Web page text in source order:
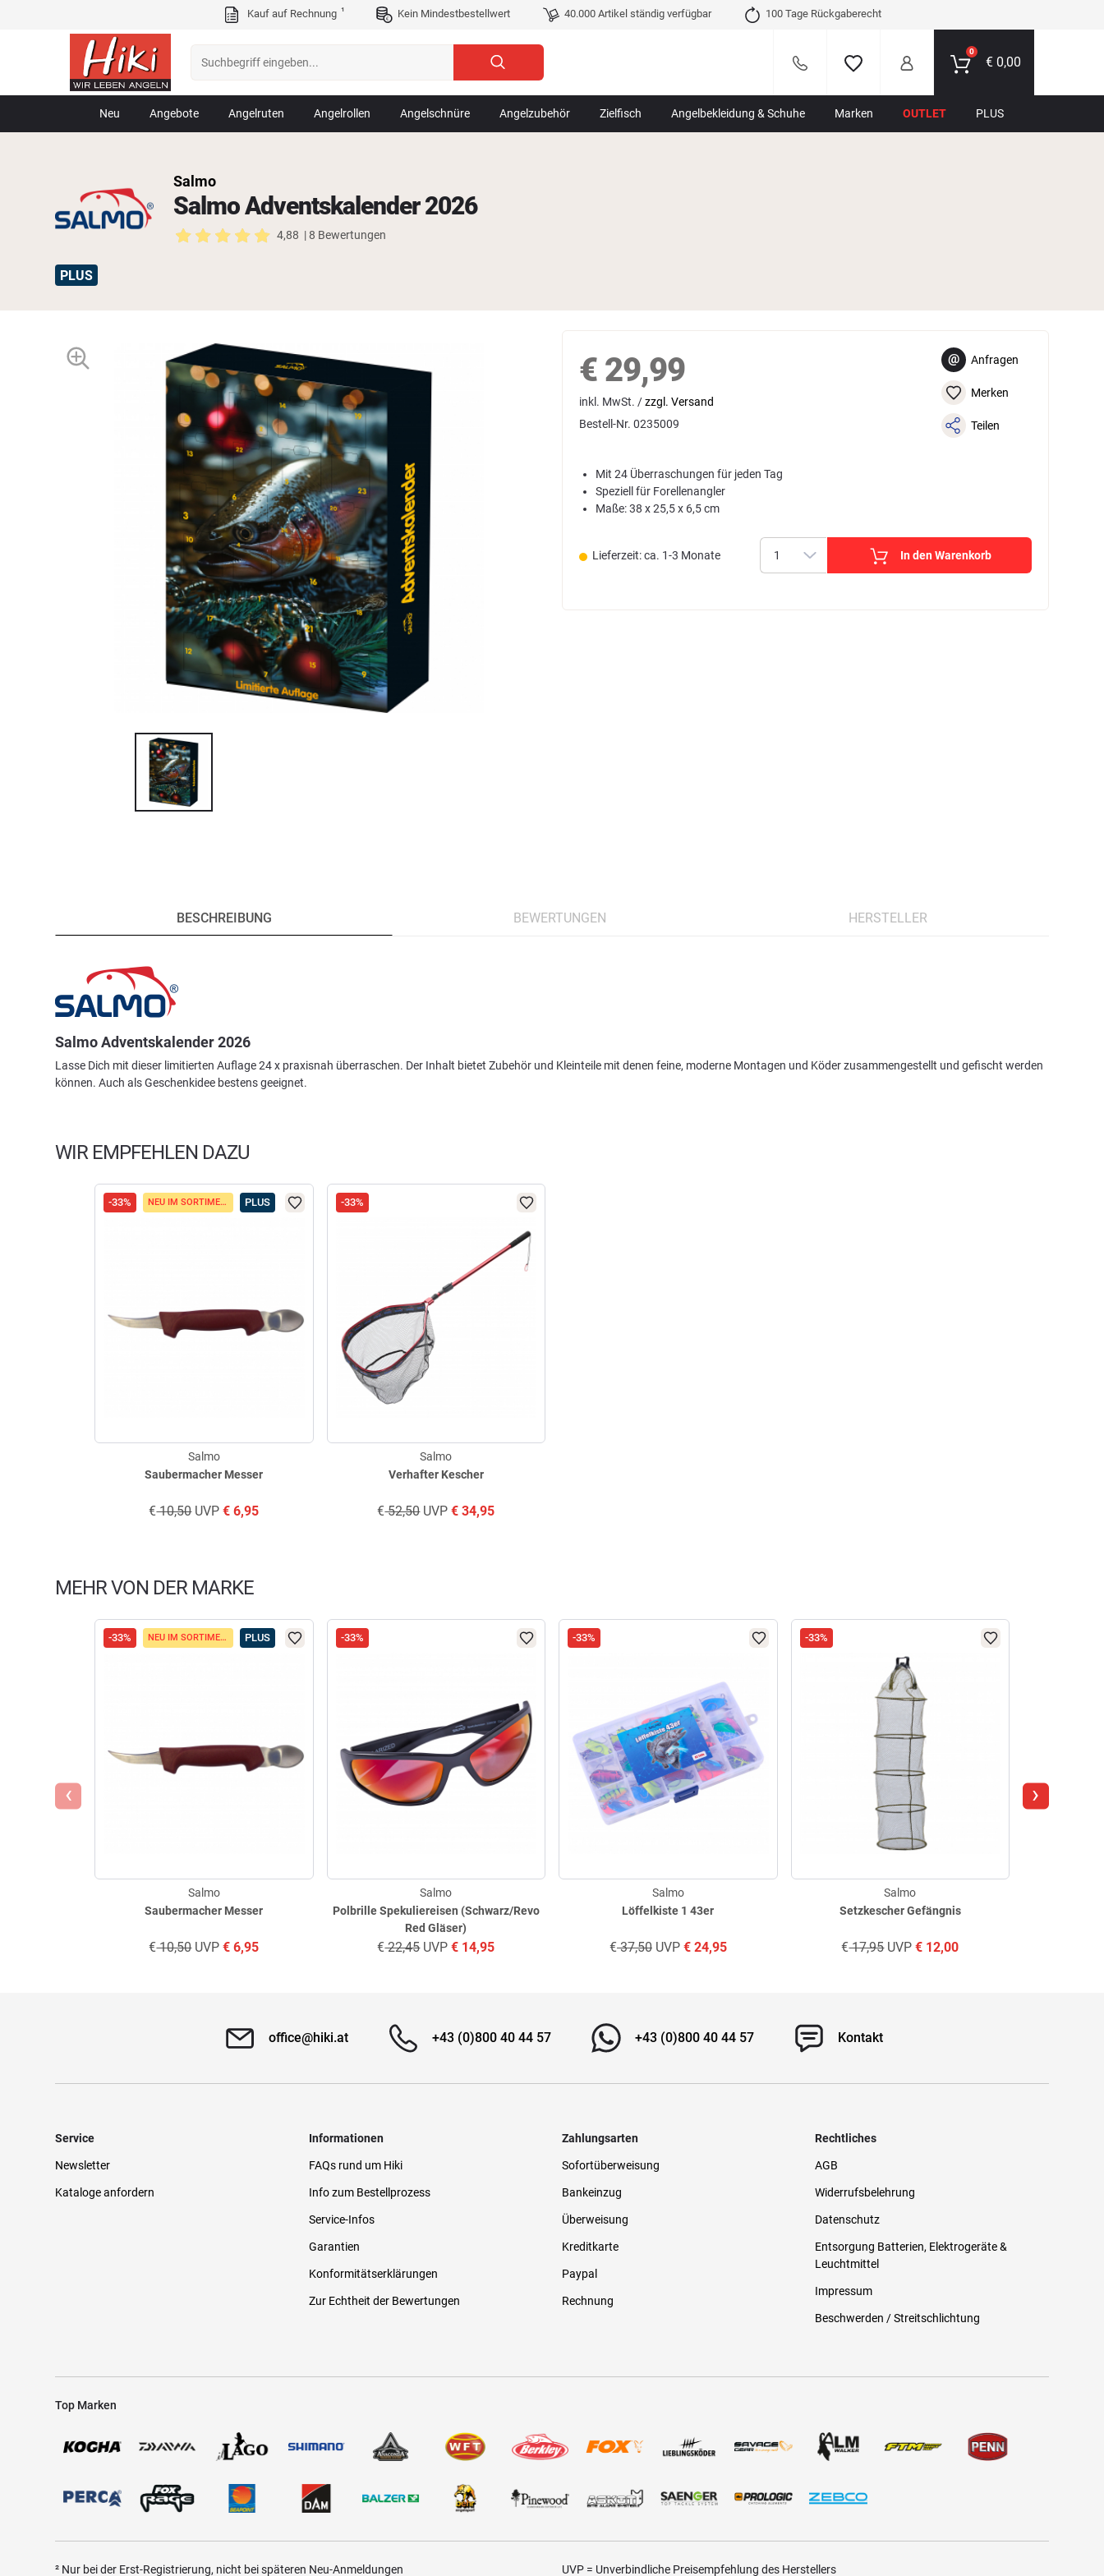
Kauf auf Rechnung ¹ Kein Mindestbestellwert 40.000 Artikel ständig verfügbar 100 Tage Rückgaberecht
0
€0,00
Neu Angebote Angelruten Angelrollen Angelschnüre Angelzubehör Zielfisch Angelbekleidung & Schuhe Marken OUTLET PLUS
Salmo Adventskalender 2026
Salmo
4,88 | 8 Bewertungen
PLUS
€ 29,99
inkl. MwSt. /zzgl. Versand
Bestell-Nr. 0235009
Anfragen
@
Merken
Teilen
Mit 24 Überraschungen für jeden Tag
Speziell für Forellenangler
Maße: 38 x 25,5 x 6,5 cm
Lieferzeit: ca. 1-3 Monate In den Warenkorb
BESCHREIBUNG BEWERTUNGEN HERSTELLER
Salmo Adventskalender 2026
Lasse Dich mit dieser limitierten Auflage 24 x praxisnah überraschen. Der Inhalt bietet Zubehör und Kleinteile mit denen feine, moderne Montagen und Köder zusammengestellt und gefischt werden
können. Auch als Geschenkidee bestens geeignet.
WIR EMPFEHLEN DAZU
-33% NEU IM SORTIMENT PLUS
Saubermacher Messer
Salmo
€10,50UVP € 6,95
-33%
Verhafter Kescher
Salmo
€52,50UVP € 34,95
MEHR VON DER MARKE
-33% NEU IM SORTIMENT PLUS
Saubermacher Messer
Salmo
€10,50UVP € 6,95
-33%
Polbrille Spekuliereisen (Schwarz/Revo
Red Gläser)
Salmo
€22,45UVP € 14,95
-33%
Löffelkiste 1 43er
Salmo
€37,50UVP €24,95
-33%
Setzkescher Gefängnis
Salmo
€17,95UVP € 12,00
‹ ›
office@hiki.at +43 (0)800 40 44 57 +43 (0)800 40 44 57 Kontakt
Service
Newsletter
Kataloge anfordern
Informationen
FAQs rund um Hiki
Info zum Bestellprozess
Service-Infos
Garantien
Konformitätserklärungen
Zur Echtheit der Bewertungen
Zahlungsarten
Sofortüberweisung
Bankeinzug
Überweisung
Kreditkarte
Paypal
Rechnung
Rechtliches
AGB
Widerrufsbelehrung
Datenschutz
Entsorgung Batterien, Elektrogeräte &
Leuchtmittel
Impressum
Beschwerden / Streitschlichtung
Top Marken
² Nur bei der Erst-Registrierung, nicht bei späteren Neu-Anmeldungen UVP = Unverbindliche Preisempfehlung des Herstellers